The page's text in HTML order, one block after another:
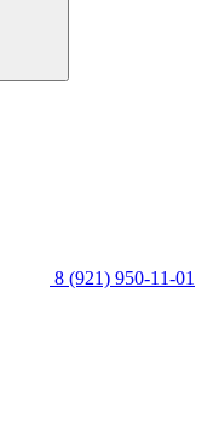
8 (921) 950-11-01